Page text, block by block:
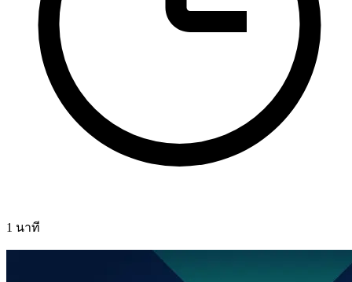
1 นาที